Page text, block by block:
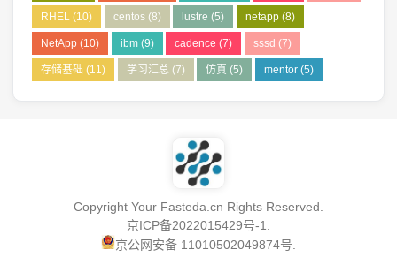
RHEL(10) centos(8) lustre (5) netapp (8)
NetApp(10) ibm(9) cadence (7) sssd (7)
存储基础 (11) 学习汇总 (7) 仿真 (5) mentor (5)
Copyright Your Fasteda.cn Rights Reserved.
京ICP备2022015429号-1
京公网安备 11010502049874号